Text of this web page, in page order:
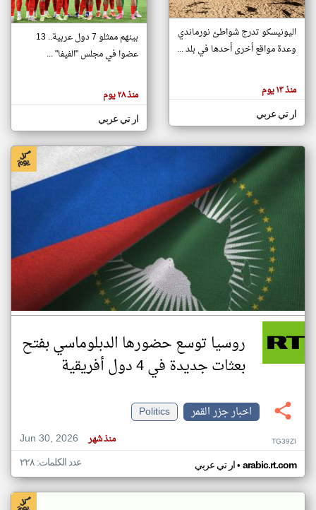
تغيير الدولة
اخبار جزر القمر على مدار الساعة
أهم اخبار جزر القمر العاجلة والمباشرة
هنا عن
وجهة
كاتبيها.
اليونيسكو تدرج شواطئ نورماندي
وعدة مواقع أخرى أحدها في بلد ...
منذ ١٣ يوم
ار تي عربي
بينهم ممثلو 7 دول عربية.. 13
عضوا في مجلس "الفيفا" ...
منذ ٢٨ يوم
ار تي عربي
روسيا توسع حضورها الدبلوماسي بفتح
بعثات جديدة في 4 دول أفريقية
اخبار جزر القمر
Politics
Jun 30, 2026
منذ شهر TG39ZI
ار تي عربي• arabic.rt.com عدد الكلمات: ٢٢٨
klyoum.com